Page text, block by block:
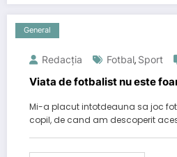
General
Redacția Fotbal, Sport
Viata de fotbalist nu este
Mi-a placut intotdeauna sa joc
copil, de cand am descoperit